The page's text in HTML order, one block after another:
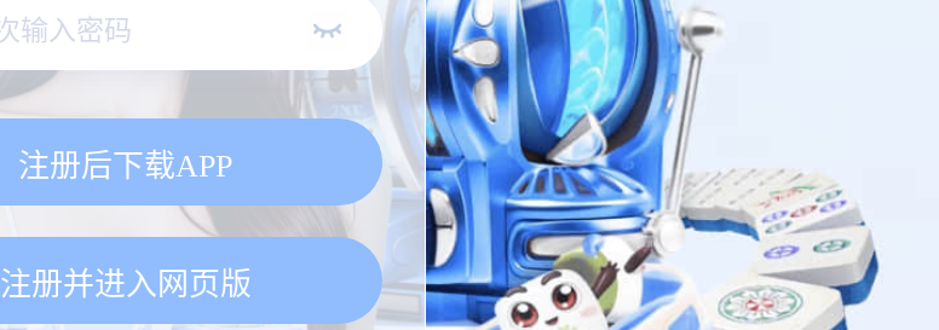
注册后下载APP
注册并进入网页版